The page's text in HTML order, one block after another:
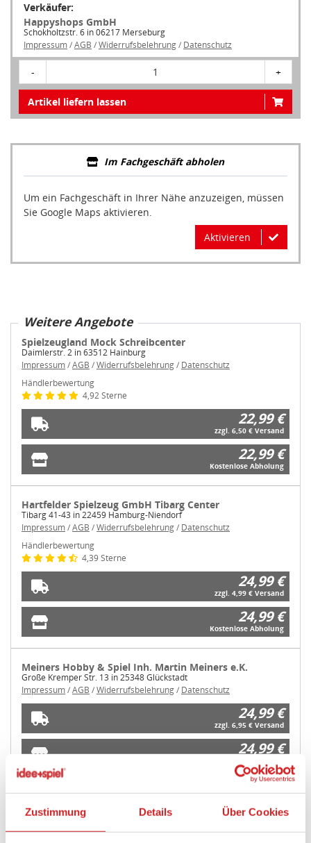
Zustimmung Details Über Cookies
Verkäufer:
Happyshops GmbH
Schokholtzstr. 6 in 06217 Merseburg
Impressum/AGB /Widerrufsbelehrung/ Datenschutz
- 1 +
Artikel liefern lassen
Im Fachgeschäft abholen
Um ein Fachgeschäft in Ihrer Nähe anzuzeigen, müssen
Sie Google Maps aktivieren.
Aktivieren
Weitere Angebote
Spielzeugland Mock Schreibcenter
Daimlerstr. 2 in 63512 Hainburg
Impressum/AGB /Widerrufsbelehrung/ Datenschutz
Händlerbewertung
4,92 Sterne
22,99 €
zzgl. 6,50 € Versand
22,99 €
Kostenlose Abholung
Hartfelder Spielzeug GmbH Tibarg Center
Tibarg 41-43 in 22459 Hamburg-Niendorf
Impressum/AGB /Widerrufsbelehrung/ Datenschutz
Händlerbewertung
4,39 Sterne
24,99 €
zzgl. 4,99 € Versand
24,99 €
Kostenlose Abholung
Meiners Hobby & Spiel Inh. Martin Meiners e.K.
Große Kremper Str. 13 in 25348 Glückstadt
Impressum/AGB /Widerrufsbelehrung/ Datenschutz
24,99 €
zzgl. 6,95 € Versand
24,99 €